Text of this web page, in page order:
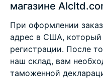
магазине
При оформлении
адрес в США,
регистрации. После
наш склад, вам
таможенной